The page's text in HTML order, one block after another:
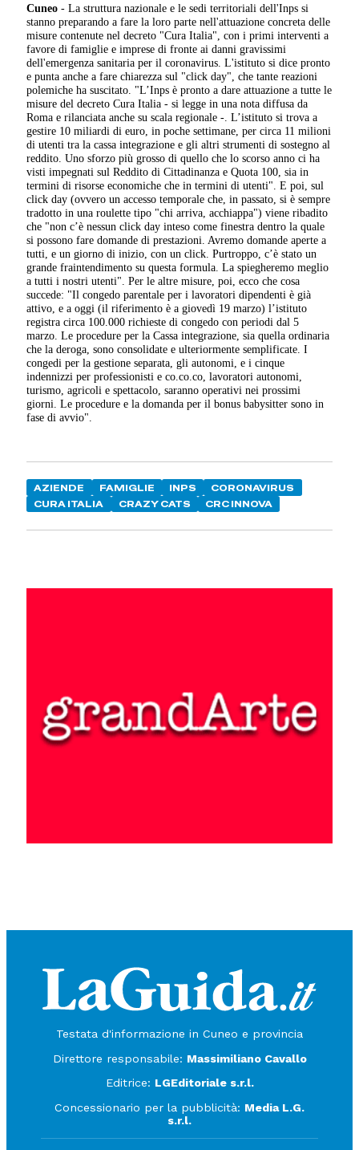
Cuneo - La struttura nazionale e le sedi territoriali dell'Inps si
stanno preparando a fare la loro parte nell'attuazione concreta delle
misure contenute nel decreto "Cura Italia", con i primi interventi a
favore di famiglie e imprese di fronte ai danni gravissimi
dell'emergenza sanitaria per il coronavirus. L'istituto si dice pronto
e punta anche a fare chiarezza sul "click day", che tante reazioni
polemiche ha suscitato. "L’Inps è pronto a dare attuazione a tutte le
misure del decreto Cura Italia - si legge in una nota diffusa da
Roma e rilanciata anche su scala regionale -. L’istituto si trova a
gestire 10 miliardi di euro, in poche settimane, per circa 11 milioni
di utenti tra la cassa integrazione e gli altri strumenti di sostegno al
reddito. Uno sforzo più grosso di quello che lo scorso anno ci ha
visti impegnati sul Reddito di Cittadinanza e Quota 100, sia in
termini di risorse economiche che in termini di utenti". E poi, sul
click day (ovvero un accesso temporale che, in passato, si è sempre
tradotto in una roulette tipo "chi arriva, acchiappa") viene ribadito
che "non c’è nessun click day inteso come finestra dentro la quale
si possono fare domande di prestazioni. Avremo domande aperte a
tutti, e un giorno di inizio, con un click. Purtroppo, c’è stato un
grande fraintendimento su questa formula. La spiegheremo meglio
a tutti i nostri utenti". Per le altre misure, poi, ecco che cosa
succede: "Il congedo parentale per i lavoratori dipendenti è già
attivo, e a oggi (il riferimento è a giovedì 19 marzo) l’istituto
registra circa 100.000 richieste di congedo con periodi dal 5
marzo. Le procedure per la Cassa integrazione, sia quella ordinaria
che la deroga, sono consolidate e ulteriormente semplificate. I
congedi per la gestione separata, gli autonomi, e i cinque
indennizzi per professionisti e co.co.co, lavoratori autonomi,
turismo, agricoli e spettacolo, saranno operativi nei prossimi
giorni. Le procedure e la domanda per il bonus babysitter sono in
fase di avvio".
AZIENDE FAMIGLIE INPS
CORONAVIRUS
CURA ITALIA
CRAZY CATS CRC INNOVA
Testata d'informazione in Cuneo e provincia
Direttore responsabile: Massimiliano Cavallo
Editrice: LGEditoriale s.r.l.
Concessionario per la pubblicità: Media L.G.
s.r.l.